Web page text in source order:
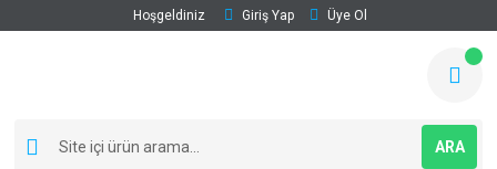
Hoşgeldiniz Giriş Yap Üye Ol
ARA